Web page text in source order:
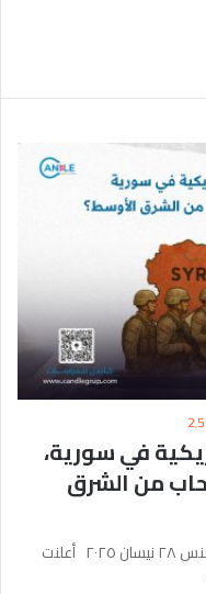
في سورية،
من الشرق
كاميرون ماكميلان | برادلي بومان بريكينغ ديفنس ٢٨ نيسان ٢٠٢٥ أعلنت